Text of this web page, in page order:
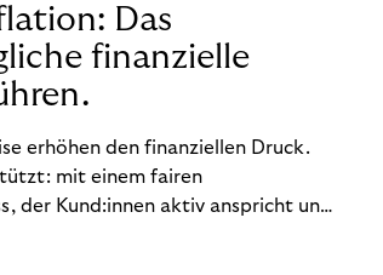
Das
finanzielle
erhöhen den finanziellen Druck.
mit einem fairen
der Kund:innen aktiv anspricht und
So bleiben Menschen